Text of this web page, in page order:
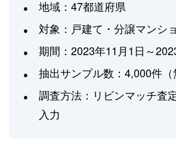
地域：47都道府県
対象：戸建て・分譲マンシ
期間：2023年11月1日～
抽出サンプル数：4,000件（
調査方法：リビンマッチ査
入力